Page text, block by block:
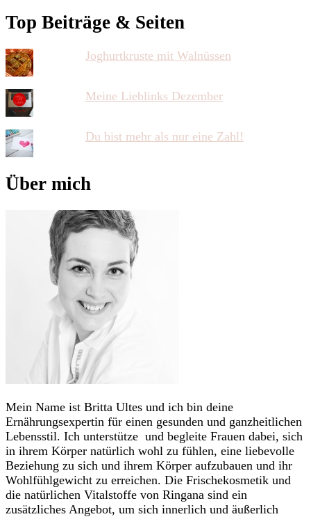
Top Beiträge & Seiten
Joghurtkruste mit Walnüssen
Meine Lieblinks Dezember
Du bist mehr als nur eine Zahl!
Über mich
Mein Name ist Britta Ultes und ich bin deine
Ernährungsexpertin für einen gesunden und ganzheitlichen
Lebensstil. Ich unterstütze und begleite Frauen dabei, sich
in ihrem Körper natürlich wohl zu fühlen, eine liebevolle
Beziehung zu sich und ihrem Körper aufzubauen und ihr
Wohlfühlgewicht zu erreichen. Die Frischekosmetik und
die natürlichen Vitalstoffe von Ringana sind ein
zusätzliches Angebot, um sich innerlich und äußerlich